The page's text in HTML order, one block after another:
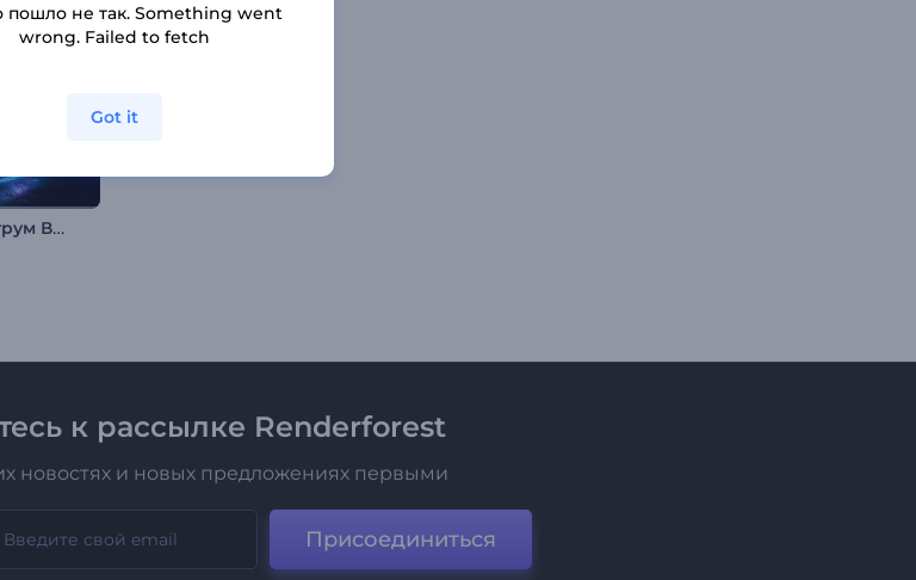
Неоновый Аудио Спектрум Визуализатор
к рассылке Renderforest
новостях и новых предложениях первыми
Присоединиться
пошло не так. Something went
wrong. Failed to fetch
Got it